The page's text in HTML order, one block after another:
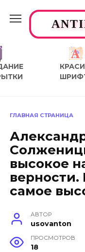
содержанию
ГЛАВНАЯ СТРАНИЦА
высокое
самое
АВТОР
usovanton
ПРОСМОТРОВ
18